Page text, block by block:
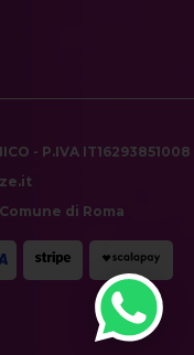
- P.IVA IT16293851008
di Roma